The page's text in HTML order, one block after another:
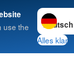
use the
Sprache
Alles klar